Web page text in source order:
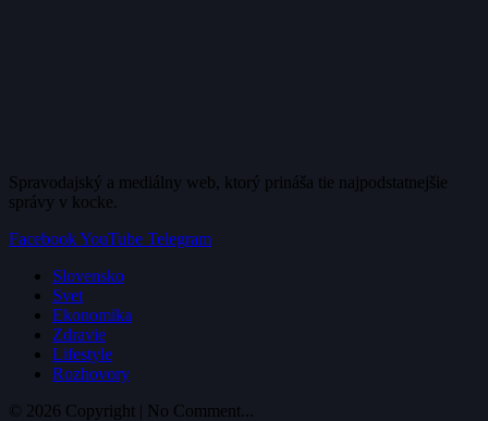
Spravodajský a mediálny web, ktorý prináša tie najpodstatnejšie
správy v kocke.
FacebookYouTube Telegram
Slovensko
Svet
Ekonomika
Zdravie
Lifestyle
Rozhovory
© 2026 Copyright | No Comment...